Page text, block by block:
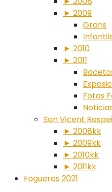
► 2009
Grans
► 2010
► 2011
Fotos
San Vicent
► 2008kk
► 2009kk
► 2010kk
► 2011kk
Fogueres 2021